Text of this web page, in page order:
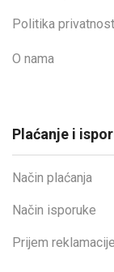
Politika
O nama
Plaćanje i
Način plaćanja
Način isporuke
Prijem reklamacije